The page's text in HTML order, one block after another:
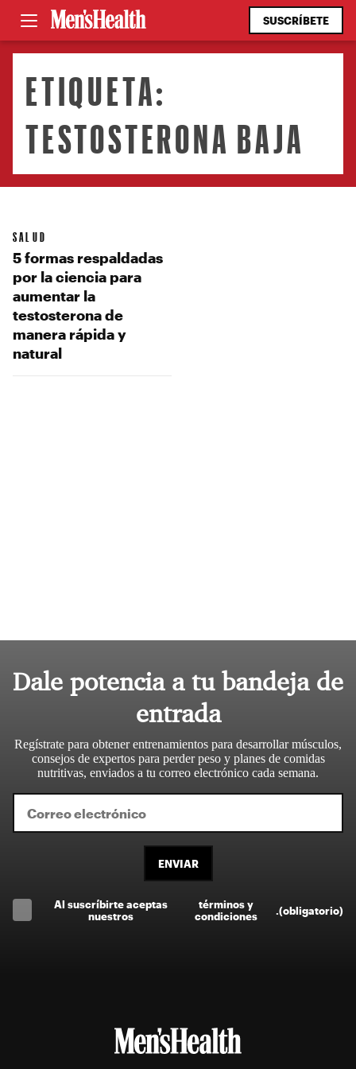
SUSCRÍBETE
ETIQUETA:
TESTOSTERONA BAJA
SALUD
5 formas respaldadas
por la ciencia para
aumentar la
testosterona de
manera rápida y
natural
Dale potencia a tu bandeja de
entrada
Regístrate para obtener entrenamientos para desarrollar músculos,
consejos de expertos para perder peso y planes de comidas
nutritivas, enviados a tu correo electrónico cada semana.
ENVIAR
Al suscríbirte aceptas
nuestros
términos y
condiciones
(obligatorio)